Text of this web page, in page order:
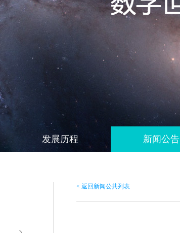
发展历程 新闻公告
< 返回新闻公共列表